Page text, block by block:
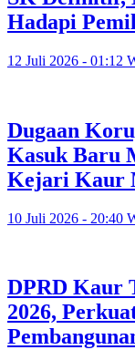
Hadapi
12 Juli 2026 - 01:12
Dugaan
Kasuk Baru
Kejari Kaur
10 Juli 2026 - 20:40
DPRD Kaur
2026,